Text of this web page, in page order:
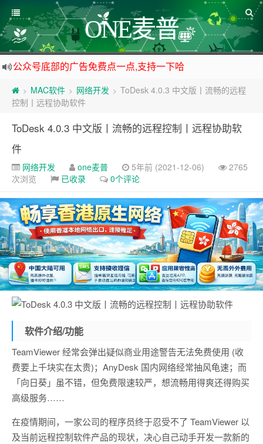
ONE麦普
公众号底部的广告免费点一点,支持一下哈
资源来之不易,大家低调使用
如下载链接被封,请在网站留言给我们
> MAC软件 > 网络开发 > ToDesk 4.0.3 中文版丨流畅的远程
控制丨远程协助软件
ToDesk 4.0.3 中文版丨流畅的远程控制丨远程协助软
件
网络开发 one麦普 5年前 (2021-12-06)
2765
次浏览
已收录 0个评论
软件介绍/功能
TeamViewer 经常会弹出疑似商业用途警告无法免费使用 (收
费要上千块实在太贵)；AnyDesk 国内网络经常抽风龟速；而
「向日葵」虽不错，但免费限速较严，想流畅用得爽还得购买
高级服务……
在疫情期间，一家公司的程序员终于忍受不了 TeamViewer 以
及当前远程控制软件产品的现状，决心自己动手开发一款新的